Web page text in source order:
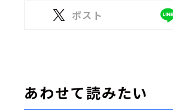
ポスト
あわせて読みたい